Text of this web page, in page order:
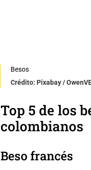
Besos
Crédito: Pixabay /
Top 5 de los
colombianos
Beso francés